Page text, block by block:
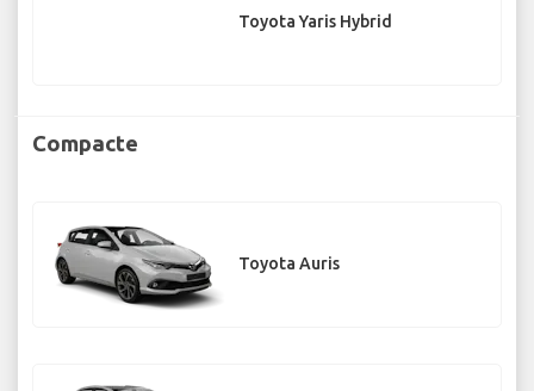
Toyota Yaris Hybrid
Compacte
Toyota Auris